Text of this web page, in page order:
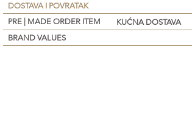
DOSTAVA I POVRATAK
PRE | MADE ORDER ITEM
KUĆNA DOSTAVA
BRAND VALUES